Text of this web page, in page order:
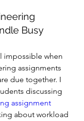
Busy
impossible when
assignments
due together. I
assignment
about workload